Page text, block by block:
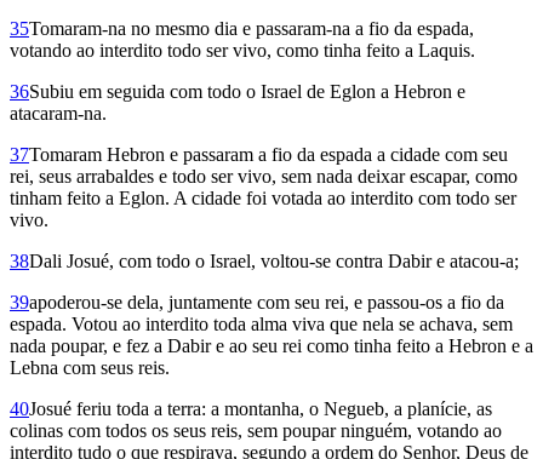
35Tomaram-na no mesmo dia e passaram-na a fio da espada,
votando ao interdito todo ser vivo, como tinha feito a Laquis.
36Subiu em seguida com todo o Israel de Eglon a Hebron e
atacaram-na.
37Tomaram He­bron e passaram a fio da espada a cidade com seu
rei, seus arrabaldes e todo ser vivo, sem nada deixar escapar, como
tinham feito a Eglon. A cidade foi votada ao interdito com todo ser
vivo.
38Dali Josué, com todo o Israel, voltou-se contra Dabir e atacou-a;
39apoderou-se dela, juntamente com seu rei, e passou-os a fio da
espada. Votou ao interdito toda alma viva que nela se achava, sem
nada poupar, e fez a Dabir e ao seu rei como tinha feito a He­bron e a
Lebna com seus reis.
40Josué feriu toda a terra: a montanha, o Negueb, a planície, as
colinas com todos os seus reis, sem poupar ninguém, votando ao
interdito tudo o que respirava, segundo a ordem do Senhor, Deus de